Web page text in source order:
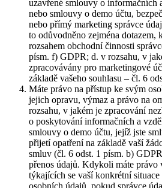
uzavřené smlouvy o informačních
nebo smlouvy o demo účtu,
nebo přímý marketing správce
to odůvodněno zejména dotazem,
rozsahem obchodní činnosti
písm. f) GDPR; d. v rozsahu, v
zpracovávány pro marketingové
základě vašeho souhlasu – čl. 6
Máte právo na přístup ke svým
jejich opravu, výmaz a právo na
rozsahu, v jakém je zpracování
o poskytování informačních a
smlouvy o demo účtu, jejíž jste
přijetí opatření na základě vaší
smluv (čl. 6 odst. 1 písm. b)
přenos údajů. Kdykoli máte právo
týkajících se vaší konkrétní
osobních údajů, pokud správce